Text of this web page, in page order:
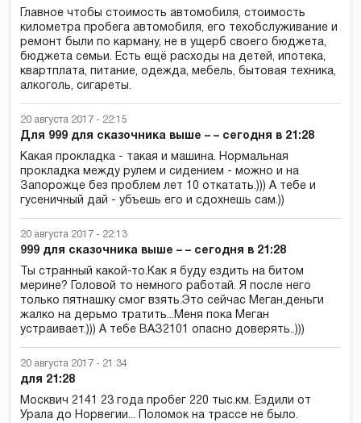
Главное чтобы стоимость автомобиля, стоимость
километра пробега автомобиля, его техобслуживание и
ремонт были по карману, не в ущерб своего бюджета,
бюджета семьи. Есть ещё расходы на детей, ипотека,
квартплата, питание, одежда, мебель, бытовая техника,
алкоголь, сигареты.
20 августа 2017 - 22:15
Для 999 для сказочника выше – – сегодня в 21:28
Какая прокладка - такая и машина. Нормальная
прокладка между рулем и сидением - можно и на
Запорожце без проблем лет 10 откатать.))) А тебе и
гусеничный дай - убъешь его и сдохнешь сам.))
20 августа 2017 - 22:13
999 для сказочника выше – – сегодня в 21:28
Ты странный какой-то.Как я буду ездить на битом
мерине? Головой то немного работай. Я после него
только пятнашку смог взять.Это сейчас Меган,деньги
жалко на дерьмо тратить...Меня пока Меган
устраивает.))) А тебе ВАЗ2101 опасно доверять..)))
20 августа 2017 - 21:34
для 21:28
Москвич 2141 23 года пробег 220 тыс.км. Ездили от
Урала до Норвегии... Поломок на трассе не было.